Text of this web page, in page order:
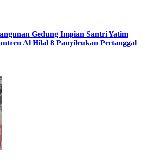
Gedung Impian Santri Yatim
Al Hilal 8 Panyileukan Pertanggal